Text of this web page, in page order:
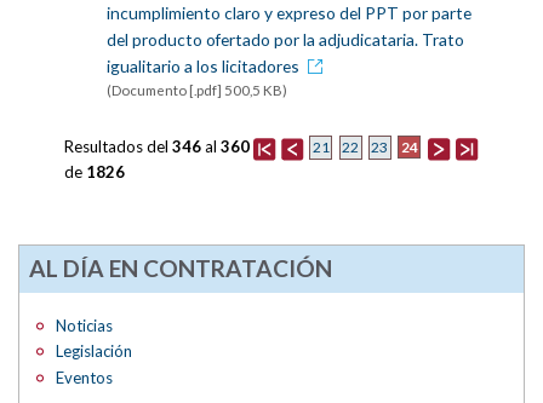
incumplimiento claro y expreso del PPT por parte
del producto ofertado por la adjudicataria. Trato
igualitario a los licitadores
(Documento [.pdf] 500,5 KB)
21 22 23 24
Resultados del346al360
de 1826
AL DÍA EN CONTRATACIÓN
Noticias
Legislación
Eventos